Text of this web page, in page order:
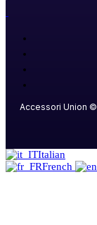
Accessori Union ©
Italian
French